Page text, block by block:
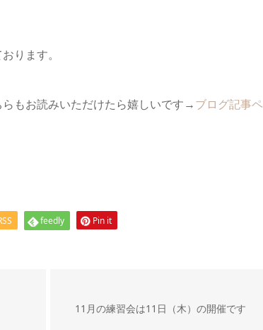
ります。
らもお読みいただけたら嬉しいです→ブログ記事
feedly Pin it
11月の練習会は11日（木）の開催です